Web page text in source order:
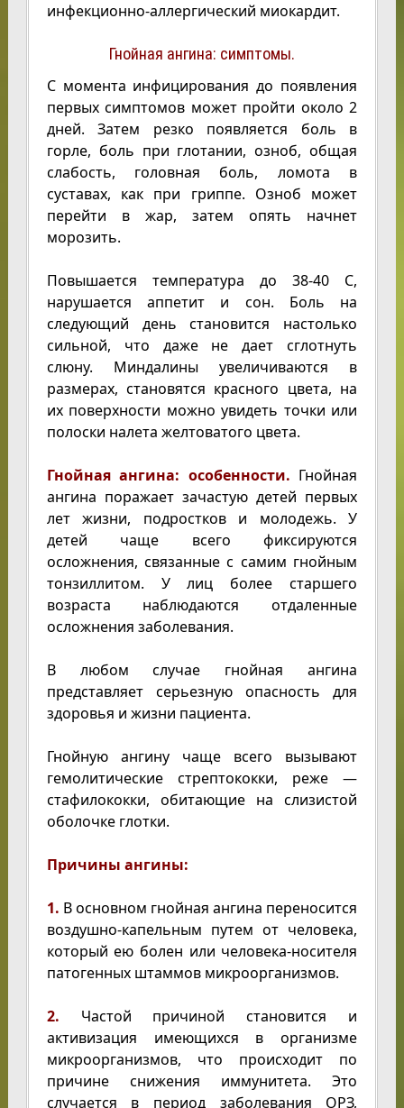
инфекционно-аллергический миокардит.
Гнойная ангина: симптомы.
С момента инфицирования до появления
первых симптомов может пройти около 2
дней. Затем резко появляется боль в
горле, боль при глотании, озноб, общая
слабость, головная боль, ломота в
суставах, как при гриппе. Озноб может
перейти в жар, затем опять начнет
морозить.
Повышается температура до 38-40 С,
нарушается аппетит и сон. Боль на
следующий день становится настолько
сильной, что даже не дает сглотнуть
слюну. Миндалины увеличиваются в
размерах, становятся красного цвета, на
их поверхности можно увидеть точки или
полоски налета желтоватого цвета.
Гнойная ангина: особенности. Гнойная
ангина поражает зачастую детей первых
лет жизни, подростков и молодежь. У
детей чаще всего фиксируются
осложнения, связанные с самим гнойным
тонзиллитом. У лиц более старшего
возраста наблюдаются отдаленные
осложнения заболевания.
В любом случае гнойная ангина
представляет серьезную опасность для
здоровья и жизни пациента.
Гнойную ангину чаще всего вызывают
гемолитические стрептококки, реже —
стафилококки, обитающие на слизистой
оболочке глотки.
Причины ангины:
1. В основном гнойная ангина переносится
воздушно-капельным путем от человека,
который ею болен или человека-носителя
патогенных штаммов микроорганизмов.
2. Частой причиной становится и
активизация имеющихся в организме
микроорганизмов, что происходит по
причине снижения иммунитета. Это
случается в период заболевания ОРЗ,